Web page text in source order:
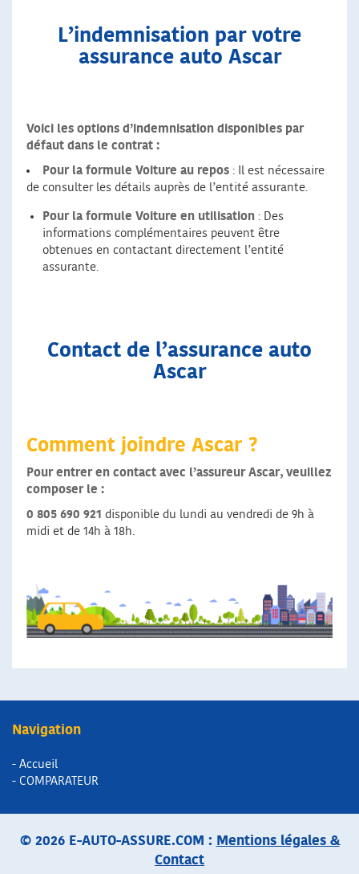
L’indemnisation par votre
assurance auto Ascar
Voici les options d’indemnisation disponibles par
défaut dans le contrat :
Pour la formule Voiture au repos : Il est nécessaire
de consulter les détails auprès de l’entité assurante.
Pour la formule Voiture en utilisation : Des
informations complémentaires peuvent être
obtenues en contactant directement l’entité
assurante.
Contact de l’assurance auto
Ascar
Comment joindre Ascar ?
Pour entrer en contact avec l’assureur Ascar, veuillez
composer le :
0 805 690 921 disponible du lundi au vendredi de 9h à
midi et de 14h à 18h.
Navigation
- Accueil
- COMPARATEUR
© 2026 E-AUTO-ASSURE.COM : Mentions légales &
Contact